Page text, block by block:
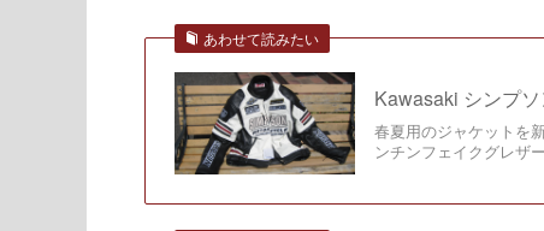
あわせて読みたい
Kawasaki シンプ
春夏用のジャケットを
ンチンフェイクグレザ